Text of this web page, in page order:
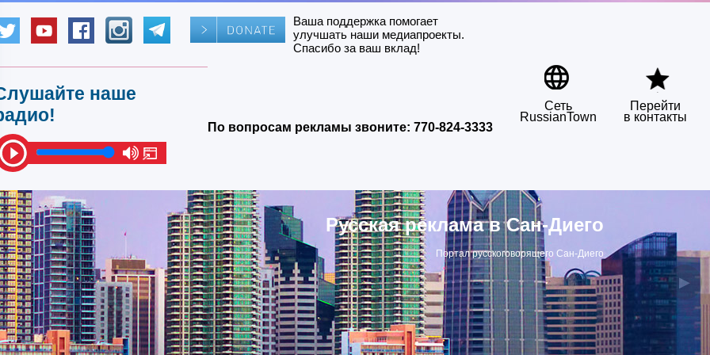
Ваша поддержка помогает
улучшать наши медиапроекты.
Спасибо за ваш вклад!
наше
По вопросам рекламы звоните: 770-824-3333
Сеть
RussianTown
Перейти
в контакты
Русская реклама в Сан-Диего
Портал русскоговорящего Сан-Диего
▶